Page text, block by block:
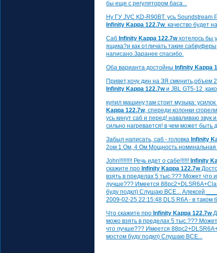
бы еще с регулятором баса...
Ну ГУ JVC KD-R90BT. усь Soundstream
Infinity Kappa 122.7w. качество будет
Саб Infinity Kappa 122.7wхотелось бы
ящика?и как отличать такие
написано.Заранее спасибо.
Оба варианта достойны Infinity Kappa
Привет,хочу дин на ЗЯ сменить,объем
Infinity Kappa 122.7wи JBL GT5-12
купил машину,там стоит музыка:
Kappa 122.7w, спереди колонки
усь кинут саб и перед! наваливаю звук
сильно нагревается! в чем может быть
Забыл написать, саб - головка Infinity
2ом 1 Ом, 4 Ом Мощность номинальная
John!!!!!!!!! Речь идет о сабе!!!!!! Infinity
скажите про Infinity Kappa 122.7w
взять в пределах 5 тыс.??? Может
лучше??? Имеется
буду подкл) Слушаю ВСЕ... Алексей
2009-02-25 22:15:48 DLS R6A - в таком
Что скажите про Infinity Kappa 122.7w
можо взять в пределах 5 тыс.???
что лучше??? Имеется
мостом буду подкл) Слушаю ВСЕ...